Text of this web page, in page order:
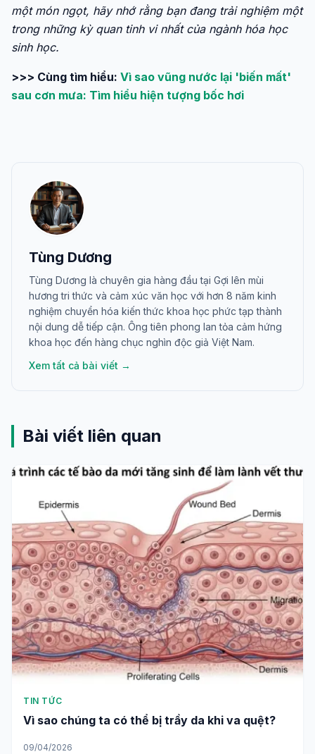
một món ngọt, hãy nhớ rằng bạn đang trải nghiệm một
trong những kỳ quan tinh vi nhất của ngành hóa học
sinh học.
>>> Cùng tìm hiểu: Vì sao vũng nước lại 'biến mất'
sau cơn mưa: Tìm hiểu hiện tượng bốc hơi
Tùng Dương
Tùng Dương là chuyên gia hàng đầu tại Gợi lên mùi
hương tri thức và cảm xúc văn học với hơn 8 năm kinh
nghiệm chuyển hóa kiến thức khoa học phức tạp thành
nội dung dễ tiếp cận. Ông tiên phong lan tỏa cảm hứng
khoa học đến hàng chục nghìn độc giả Việt Nam.
Xem tất cả bài viết →
Bài viết liên quan
TIN TỨC
Vì sao chúng ta có thể bị trầy da khi va quệt?
09/04/2026